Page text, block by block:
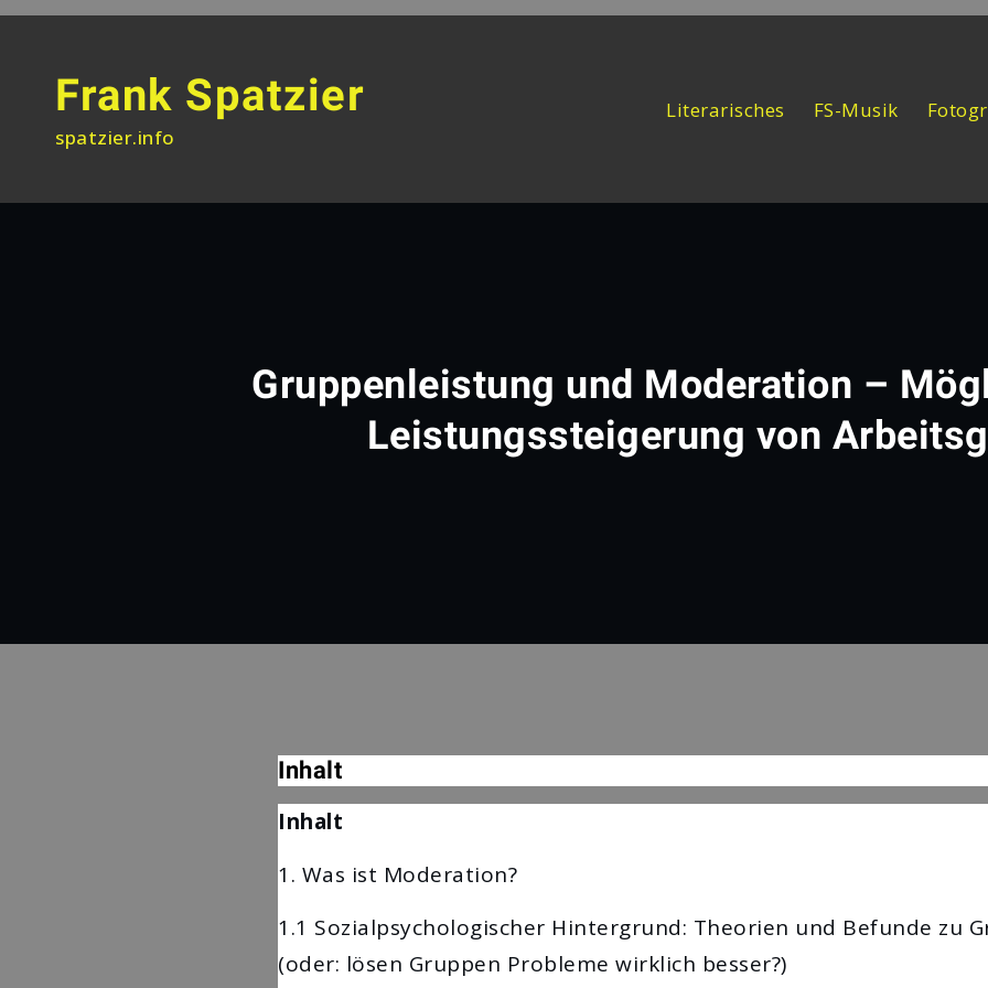
Skip
Frank Spatzier
spatzier.info
Literarisches FS-Musik
Gruppenleistung und Moderation –
Leistungssteigerung von
Inhalt
Inhalt
1. Was ist Moderation?
1.1 Sozialpsychologischer Hintergrund: Theorien und Befunde zu
(oder: lösen Gruppen Probleme wirklich besser?)